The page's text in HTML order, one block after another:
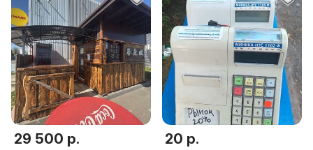
29 500 р. 20 р.